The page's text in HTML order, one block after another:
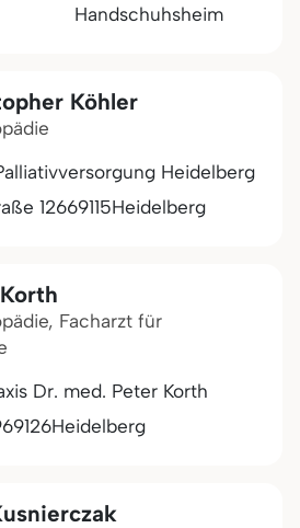
Handschuhsheim
Köhler
Heidelberg
12669115Heidelberg
Facharzt für
Dr. med. Peter Korth
69126Heidelberg